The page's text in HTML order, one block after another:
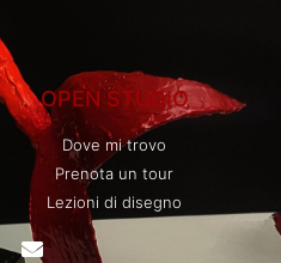
OPEN STUDIO
Dove mi trovo
Prenota un tour
Lezioni di disegno